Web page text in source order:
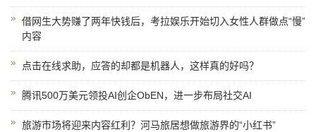
借网生大势赚了两年快钱后，考拉娱乐开始切入女性人群做点“慢”
内容
点击在线求助，应答的却都是机器人，这样真的好吗？
腾讯500万美元领投AI创企ObEN，进一步布局社交AI
旅游市场将迎来内容红利？河马旅居想做旅游界的“小红书”